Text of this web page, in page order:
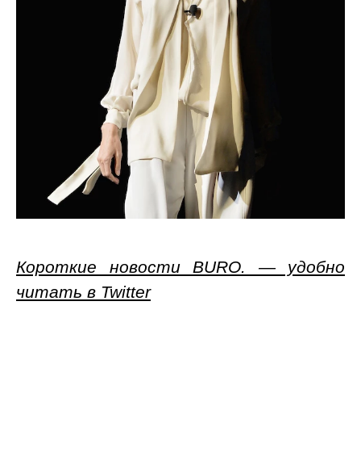
Короткие новости BURO. — удобно
читать в Twitter